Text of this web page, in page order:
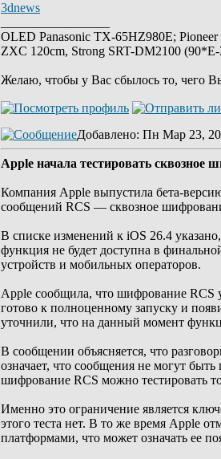
3dnews
OLED Panasonic TX-65HZ980E;
ZXC 120cm, Strong SRT-DM2100
Желаю, чтобы у Вас сбылось то, чего
Добавлено: Пн Мар 23,
Apple начала тестировать сквозное
Компания Apple выпустила бета-
сообщений RCS — сквозное
В списке изменений к iOS 26.4
функция не будет доступна в
устройств и мобильных операторов.
Apple сообщила, что шифрование RCS
готово к полноценному запуску и
уточнили, что на данный момент
В сообщении объясняется, что
означает, что сообщения не могут
шифрование RCS можно тестировать
Именно это ограничение является
этого теста нет. В то же время Apple
платформами, что может означать ее